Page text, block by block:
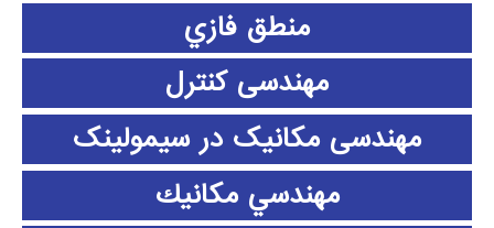
منطق فازي
مهندسی کنترل
مهندسی مکانیک در سیمولینک
مهندسي مكانيك